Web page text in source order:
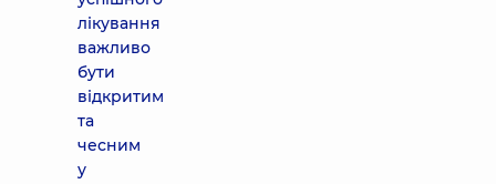
лікування
важливо
бути
відкритим
та
чесним
у